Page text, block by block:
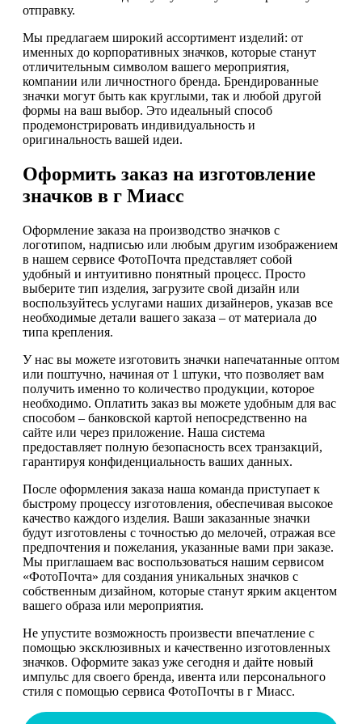
отправку.
Мы предлагаем широкий ассортимент изделий: от
именных до корпоративных значков, которые станут
отличительным символом вашего мероприятия,
компании или личностного бренда. Брендированные
значки могут быть как круглыми, так и любой другой
формы на ваш выбор. Это идеальный способ
продемонстрировать индивидуальность и
оригинальность вашей идеи.
Оформить заказ на изготовление
значков в г Миасс
Оформление заказа на производство значков с
логотипом, надписью или любым другим изображением
в нашем сервисе ФотоПочта представляет собой
удобный и интуитивно понятный процесс. Просто
выберите тип изделия, загрузите свой дизайн или
воспользуйтесь услугами наших дизайнеров, указав все
необходимые детали вашего заказа – от материала до
типа крепления.
У нас вы можете изготовить значки напечатанные оптом
или поштучно, начиная от 1 штуки, что позволяет вам
получить именно то количество продукции, которое
необходимо. Оплатить заказ вы можете удобным для вас
способом – банковской картой непосредственно на
сайте или через приложение. Наша система
предоставляет полную безопасность всех транзакций,
гарантируя конфиденциальность ваших данных.
После оформления заказа наша команда приступает к
быстрому процессу изготовления, обеспечивая высокое
качество каждого изделия. Ваши заказанные значки
будут изготовлены с точностью до мелочей, отражая все
предпочтения и пожелания, указанные вами при заказе.
Мы приглашаем вас воспользоваться нашим сервисом
«ФотоПочта» для создания уникальных значков с
собственным дизайном, которые станут ярким акцентом
вашего образа или мероприятия.
Не упустите возможность произвести впечатление с
помощью эксклюзивных и качественно изготовленных
значков. Оформите заказ уже сегодня и дайте новый
импульс для своего бренда, ивента или персонального
стиля с помощью сервиса ФотоПочты в г Миасс.